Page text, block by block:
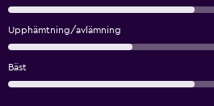
Upphämtning/avlämning
Bäst